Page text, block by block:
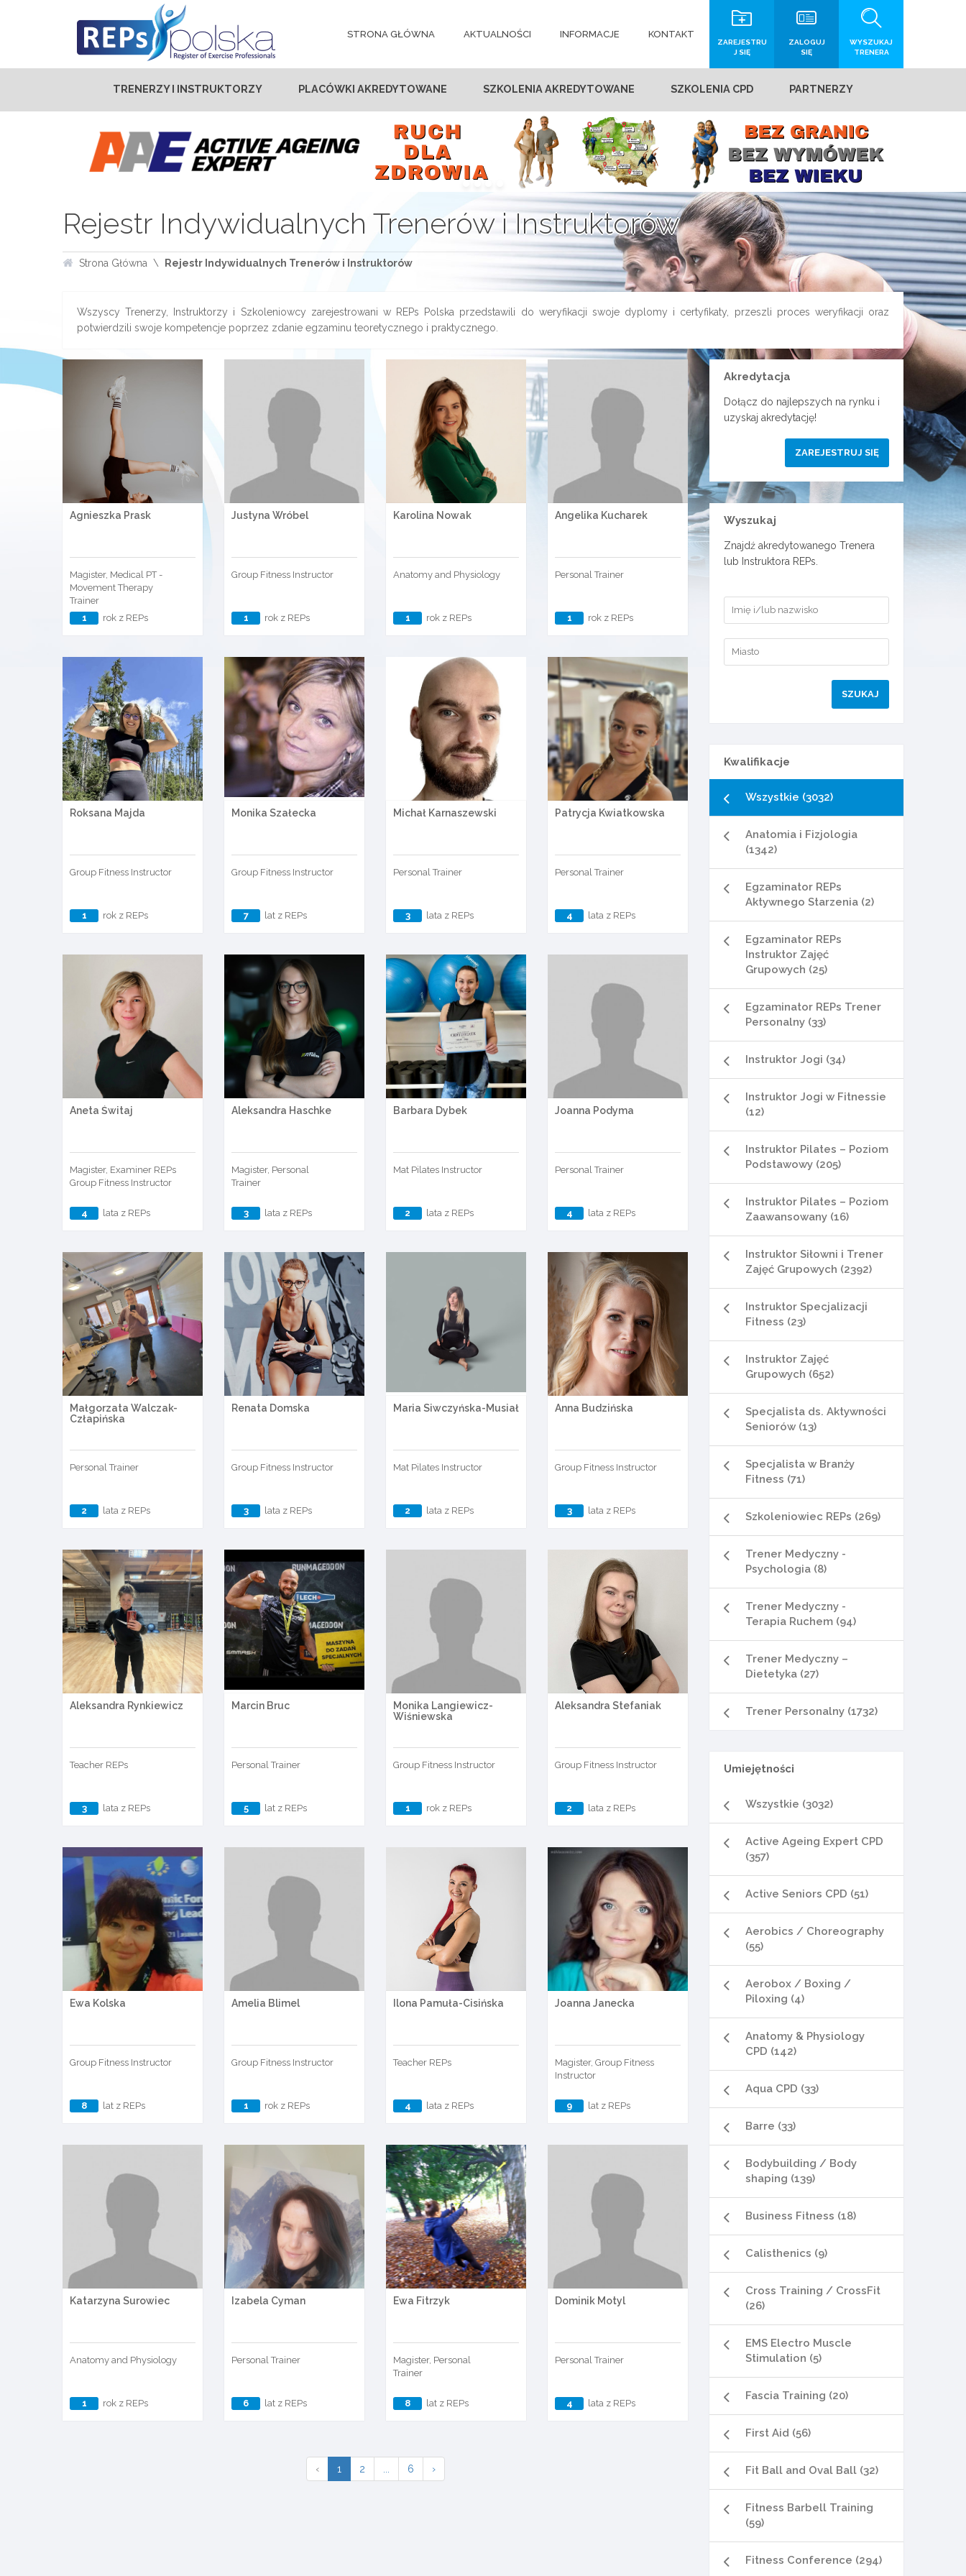
STRONA GŁÓWNA AKTUALNOŚCI INFORMACJE KONTAKT
WYSZUKAJ
TRENERA
ZALOGUJ
SIĘ
ZAREJESTRU
J SIĘ
TRENERZY I INSTRUKTORZY PLACÓWKI AKREDYTOWANE SZKOLENIA AKREDYTOWANE SZKOLENIA CPD PARTNERZY
Rejestr Indywidualnych Trenerów i Instruktorów
Strona Główna Rejestr Indywidualnych Trenerów i Instruktorów
Wszyscy Trenerzy, Instruktorzy i Szkoleniowcy zarejestrowani w REPs Polska przedstawili do weryfikacji swoje dyplomy i certyfikaty, przeszli proces weryfikacji oraz
potwierdzili swoje kompetencje poprzez zdanie egzaminu teoretycznego i praktycznego.
Agnieszka Prask
Magister, Medical PT -
Movement Therapy
Trainer
1
rok z REPs
Justyna Wróbel
Group Fitness Instructor
1 rok z REPs
Karolina Nowak
Anatomy and Physiology
1 rok z REPs
Angelika Kucharek
Personal Trainer
1 rok z REPs
Roksana Majda
Group Fitness Instructor
1 rok z REPs
Monika Szałecka
Group Fitness Instructor
7 lat z REPs
Michał Karnaszewski
Personal Trainer
3 lata z REPs
Patrycja Kwiatkowska
Personal Trainer
4 lata z REPs
Aneta Świtaj
Magister, Examiner REPs
Group Fitness Instructor
4 lata z REPs
Aleksandra Haschke
Magister, Personal
Trainer
3 lata z REPs
Barbara Dybek
Mat Pilates Instructor
2 lata z REPs
Joanna Podyma
Personal Trainer
4 lata z REPs
Małgorzata Walczak-
Człapińska
Personal Trainer
2 lata z REPs
Renata Domska
Group Fitness Instructor
3 lata z REPs
Maria Siwczyńska-Musiał
Mat Pilates Instructor
2 lata z REPs
Anna Budzińska
Group Fitness Instructor
3 lata z REPs
Aleksandra Rynkiewicz
Teacher REPs
3 lata z REPs
Marcin Bruc
Personal Trainer
5 lat z REPs
Monika Langiewicz-
Wiśniewska
Group Fitness Instructor
1 rok z REPs
Aleksandra Stefaniak
Group Fitness Instructor
2 lata z REPs
Ewa Kolska
Group Fitness Instructor
8 lat z REPs
Amelia Blimel
Group Fitness Instructor
1 rok z REPs
Ilona Pamuła-Cisińska
Teacher REPs
4 lata z REPs
Joanna Janecka
Magister, Group Fitness
Instructor
9 lat z REPs
Katarzyna Surowiec
Anatomy and Physiology
1 rok z REPs
Izabela Cyman
Personal Trainer
6 lat z REPs
Ewa Fitrzyk
Magister, Personal
Trainer
8 lat z REPs
Dominik Motyl
Personal Trainer
4 lata z REPs
‹ 1 2 6 ›
Akredytacja
Dołącz do najlepszych na rynku i
uzyskaj akredytację!
ZAREJESTRUJ SIĘ
Wyszukaj
Znajdź akredytowanego Trenera
lub Instruktora REPs.
Kwalifikacje
Wszystkie (3032)
Anatomia i Fizjologia
(1342)
Egzaminator REPs
Aktywnego Starzenia (2)
Egzaminator REPs
Instruktor Zajęć
Grupowych (25)
Egzaminator REPs Trener
Personalny (33)
Instruktor Jogi (34)
Instruktor Jogi w Fitnessie
(12)
Instruktor Pilates – Poziom
Podstawowy (205)
Instruktor Pilates – Poziom
Zaawansowany (16)
Instruktor Siłowni i Trener
Zajęć Grupowych (2392)
Instruktor Specjalizacji
Fitness (23)
Instruktor Zajęć
Grupowych (652)
Specjalista ds. Aktywności
Seniorów (13)
Specjalista w Branży
Fitness (71)
Szkoleniowiec REPs (269)
Trener Medyczny -
Psychologia (8)
Trener Medyczny -
Terapia Ruchem (94)
Trener Medyczny –
Dietetyka (27)
Trener Personalny (1732)
Umiejętności
Wszystkie (3032)
Active Ageing Expert CPD
(357)
Active Seniors CPD (51)
Aerobics / Choreography
(55)
Aerobox / Boxing /
Piloxing (4)
Anatomy & Physiology
CPD (142)
Aqua CPD (33)
Barre (33)
Bodybuilding / Body
shaping (139)
Business Fitness (18)
Calisthenics (9)
Cross Training / CrossFit
(26)
EMS Electro Muscle
Stimulation (5)
Fascia Training (20)
First Aid (56)
Fit Ball and Oval Ball (32)
Fitness Barbell Training
(59)
Fitness Conference (294)